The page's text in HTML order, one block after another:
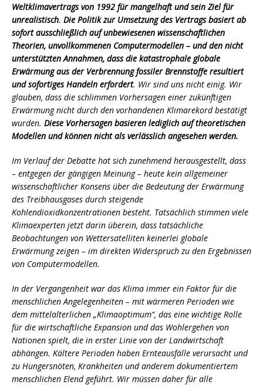
Weltklimavertrags von 1992 für mangelhaft und sein Ziel für
unrealistisch. Die Politik zur Umsetzung des Vertrags basiert ab
sofort ausschließlich auf unbewiesenen wissenschaftlichen
Theorien, unvollkommenen Computermodellen – und den nicht
unterstützten Annahmen, dass die katastrophale globale
Erwärmung aus der Verbrennung fossiler Brennstoffe resultiert
und sofortiges Handeln erfordert. Wir sind uns nicht einig. Wir
glauben, dass die schlimmen Vorhersagen einer zukünftigen
Erwärmung nicht durch den vorhandenen Klimarekord bestätigt
wurden. Diese Vorhersagen basieren lediglich auf theoretischen
Modellen und können nicht als verlässlich angesehen werden.
Im Verlauf der Debatte hat sich zunehmend herausgestellt, dass
– entgegen der gängigen Meinung – heute kein allgemeiner
wissenschaftlicher Konsens über die Bedeutung der Erwärmung
des Treibhausgases durch steigende
Kohlendioxidkonzentrationen besteht. Tatsächlich stimmen viele
Klimaexperten jetzt darin überein, dass tatsächliche
Beobachtungen von Wettersatelliten keinerlei globale
Erwärmung zeigen – im direkten Widerspruch zu den Ergebnissen
von Computermodellen.
In der Vergangenheit war das Klima immer ein Faktor für die
menschlichen Angelegenheiten – mit wärmeren Perioden wie
dem mittelalterlichen „Klimaoptimum“, das eine wichtige Rolle
für die wirtschaftliche Expansion und das Wohlergehen von
Nationen spielt, die in erster Linie von der Landwirtschaft
abhängen. Kältere Perioden haben Ernteausfälle verursacht und
zu Hungersnöten, Krankheiten und anderem dokumentiertem
menschlichen Elend geführt. Wir müssen daher für alle